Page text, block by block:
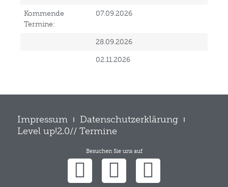
Kommende
Termine:
07.09.2026
28.09.2026
02.11.2026
Impressum
Datenschutzerklärung
Level up!2.0// Termine
Besuchen Sie uns auf